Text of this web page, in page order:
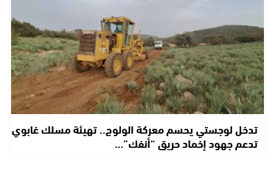
تدخل لوجستي يحسم معركة الولوج.. تهيئة مسلك غابوي
تدعم جهود إخماد حريق “أنفك”…